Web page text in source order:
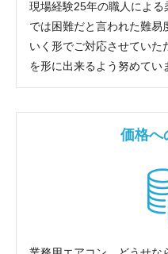
現場経験25年の職人によ
では困難だと言われた難易
いく形でご対応させていた
を形に出来るよう努めてい
価格へ